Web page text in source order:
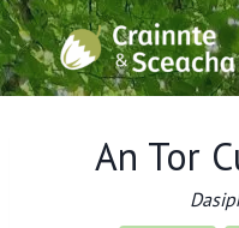
Skip
to
content
An Tor